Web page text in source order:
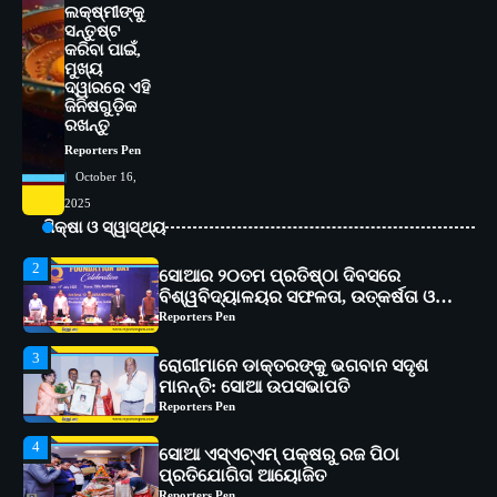
ଲକ୍ଷ୍ମୀଙ୍କୁ
ସନ୍ତୁଷ୍ଟ
କରିବା ପାଇଁ,
ମୁଖ୍ୟ
ଦ୍ୱାରରେ ଏହି
ଜିନିଷଗୁଡ଼ିକ
ରଖନ୍ତୁ
Reporters Pen
October 16,
2025
ଶିକ୍ଷା ଓ ସ୍ୱାସ୍ଥ୍ୟ
5
1
2
ଅଗ୍ରଗତିର ସ୍ମୃତିଚାରଣ
Reporters Pen
3
ରୋଗୀମାନେ ଡାକ୍ତରଙ୍କୁ ଭଗବାନ ସଦୃଶ
ମାନନ୍ତି: ସୋଆ ଉପସଭାପତି
Reporters Pen
4
ସୋଆ ଏସ୍‌ଏଚ୍‌ଏମ୍ ପକ୍ଷରୁ ରଜ ପିଠା
ପ୍ରତିଯୋଗିତା ଆୟୋଜିତ
Reporters Pen
5
ଭାରତର ଦ୍ୱିତୀୟ ହସ୍ପିଟାଲ୍ ଭାବେ
ଆଇଏମ୍‌ଏସ୍ ଆଣ୍ଡ ସମ ହସ୍ପିଟାଲ୍‌ରେ